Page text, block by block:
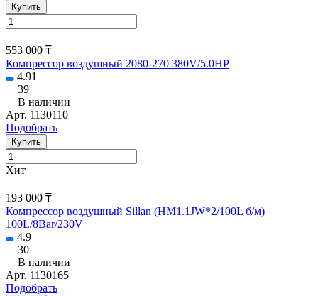
Купить
553 000 ₸
Компрессор воздушный 2080-270 380V/5.0HP
4.91
39
В наличии
Арт. 1130110
Подобрать
Купить
Хит
193 000 ₸
Компрессор воздушный Sillan (HM1.1JW*2/100L б/м)
100L/8Bar/230V
4.9
30
В наличии
Арт. 1130165
Подобрать